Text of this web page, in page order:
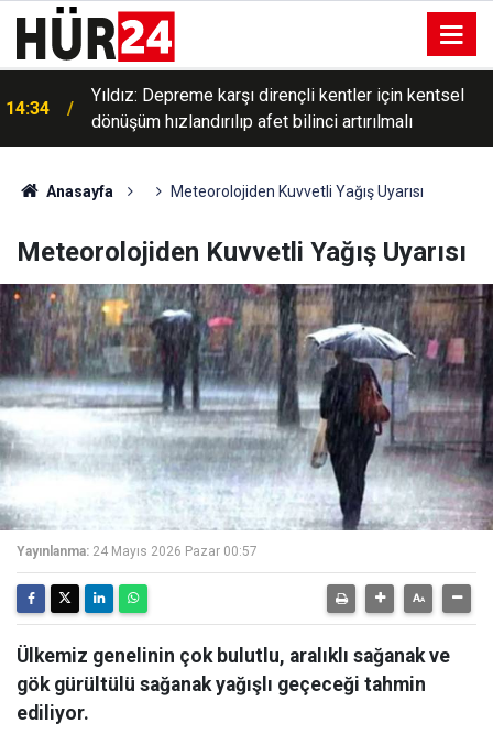
14:34
Yıldız: Depreme karşı dirençli kentler için kentsel
dönüşüm hızlandırılıp afet bilinci artırılmalı
Anasayfa Meteorolojiden Kuvvetli Yağış Uyarısı
Meteorolojiden Kuvvetli Yağış Uyarısı
Yayınlanma: 24 Mayıs 2026 Pazar 00:57
Ülkemiz genelinin çok bulutlu, aralıklı sağanak ve
gök gürültülü sağanak yağışlı geçeceği tahmin
ediliyor.